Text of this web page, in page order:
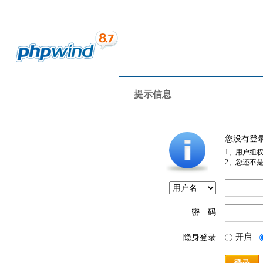
提示信息
您没有登
1、用户组
2、您还不
密 码
隐身登录 开启